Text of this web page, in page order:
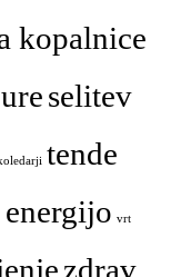
kopalnice
selitev
tende
vrt
zdrav